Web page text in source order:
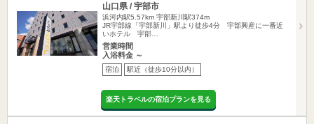
山口県 / 宇部市
浜河内駅5.57km 宇部新川駅374m
JR宇部線「宇部新川」駅より徒歩4分 宇部興産に一番近
いホテル 宇部…
営業時間
入浴料金 ～
宿泊 駅近（徒歩10分以内）
楽天トラベルの宿泊プランを見る